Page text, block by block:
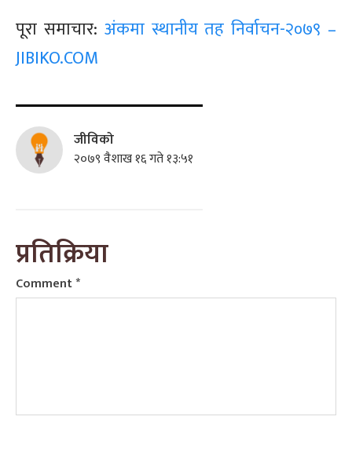
पूरा समाचार: अंकमा स्थानीय तह निर्वाचन-२०७९ –
JIBIKO.COM
जीविको
२०७९ वैशाख १६ गते १३:५१
प्रतिक्रिया
Comment*